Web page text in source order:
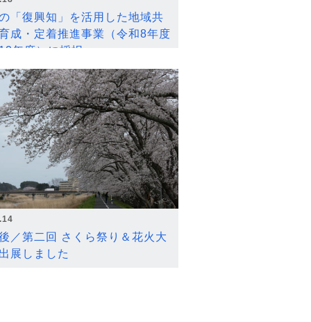
「復興知」を活用した地域共
成・定着推進事業（令和8年度
年度）に採択
／第二回 さくら祭り＆花火大
展しました